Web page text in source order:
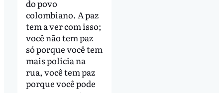
do povo
colombiano. A paz
tem a ver com isso;
você não tem paz
só porque você tem
mais polícia na
rua, você tem paz
porque você pode